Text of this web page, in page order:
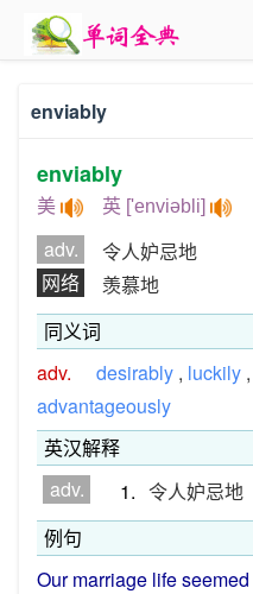
enviably
enviably
美 英 ['enviəbli]
adv.
令人妒忌地
网络
羡慕地
同义词
adv.
desirably , luckily ,
advantageously
英汉解释
adv.
1. 令人妒忌地
例句
Ourmarriage lifeseemed